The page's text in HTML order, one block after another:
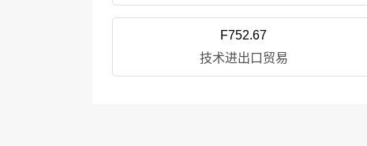
F752.67
技术进出口贸易